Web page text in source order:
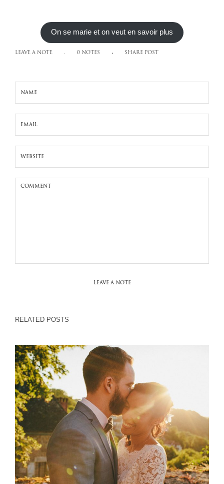
On se marie et on veut en savoir plus
LEAVE A NOTE 0 NOTES SHARE POST
LEAVE A NOTE
RELATED POSTS